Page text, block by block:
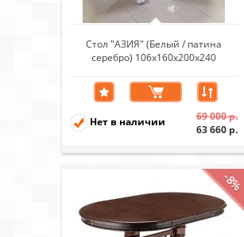
Стол "АЗИЯ" (Белый / патина
серебро) 106х160х200х240
Нет в наличии
69 000 р.
63 660 р.
-8%